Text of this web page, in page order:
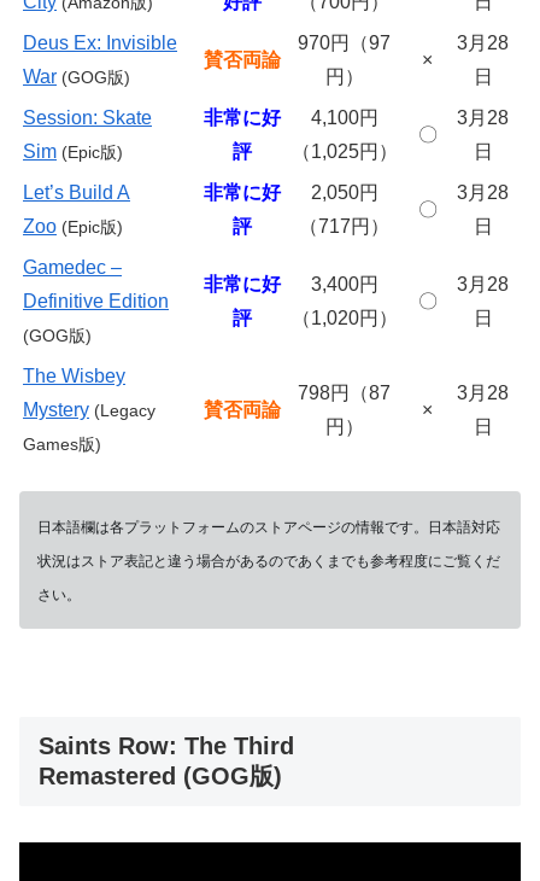
Deus Ex: Invisible
War (GOG版)
賛否両論
970円（97
円）
×
3月28
日
Session: Skate
Sim (Epic版)
非常に好
評
4,100円
（1,025円）
〇
3月28
日
Let’s Build A
Zoo (Epic版)
非常に好
評
2,050円
（717円）
〇
3月28
日
Gamedec –
Definitive Edition
(GOG版)
非常に好
評
3,400円
（1,020円）
〇
3月28
日
The Wisbey
Mystery (Legacy
Games版)
賛否両論
798円（87
円）
×
3月28
日
日本語欄は各プラットフォームのストアページの情報です。日本語対応
状況はストア表記と違う場合があるのであくまでも参考程度にご覧くだ
さい。
Saints Row: The Third
Remastered (GOG版)